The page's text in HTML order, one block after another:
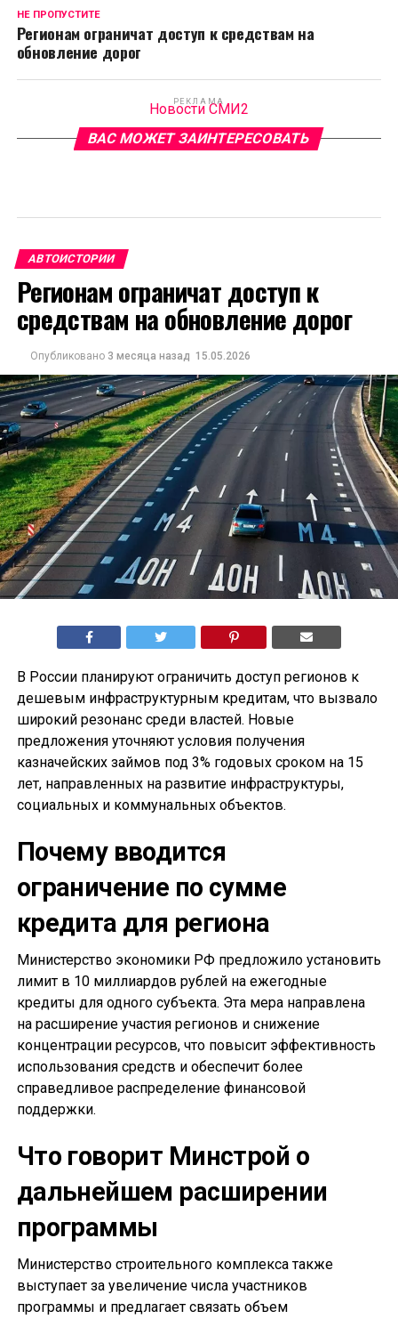
НЕ ПРОПУСТИТЕ
Регионам ограничат доступ к средствам на
обновление дорог
РЕКЛАМА
Новости СМИ2
ВАС МОЖЕТ ЗАИНТЕРЕСОВАТЬ
АВТОИСТОРИИ
Регионам ограничат доступ к
средствам на обновление дорог
Опубликовано 3 месяца назад 15.05.2026
В России планируют ограничить доступ регионов к
дешевым инфраструктурным кредитам, что вызвало
широкий резонанс среди властей. Новые
предложения уточняют условия получения
казначейских займов под 3% годовых сроком на 15
лет, направленных на развитие инфраструктуры,
социальных и коммунальных объектов.
Почему вводится
ограничение по сумме
кредита для региона
Министерство экономики РФ предложило установить
лимит в 10 миллиардов рублей на ежегодные
кредиты для одного субъекта. Эта мера направлена
на расширение участия регионов и снижение
концентрации ресурсов, что повысит эффективность
использования средств и обеспечит более
справедливое распределение финансовой
поддержки.
Что говорит Минстрой о
дальнейшем расширении
программы
Министерство строительного комплекса также
выступает за увеличение числа участников
программы и предлагает связать объем